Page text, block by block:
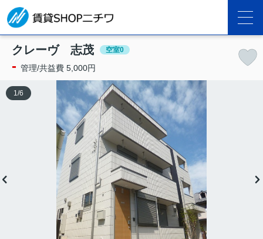
クレーヴ 志茂 空室0
- 管理/共益費 5,000円
1 /6